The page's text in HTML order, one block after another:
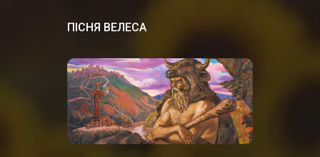
ПІСНЯ ВЕЛЕСА